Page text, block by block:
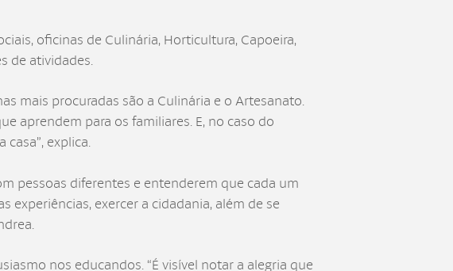
oficinas de Culinária, Horticultura, Capoeira,
de atividades.
mais procuradas são a Culinária e o Artesanato.
aprendem para os familiares. E, no caso do
explica.
pessoas diferentes e entenderem que cada um
experiências, exercer a cidadania, além de se
nos educandos. “É visível notar a alegria que